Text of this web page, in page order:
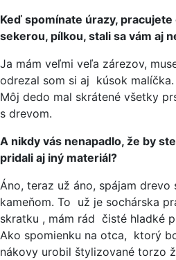
Keď spomínate úrazy,
sekerou, pílkou, stali sa vám aj
Ja mám veľmi veľa zárezov,
odrezal som si aj kúsok
Môj dedo mal skrátené všetky
s drevom.
A nikdy vás nenapadlo, že by
pridali aj iný materiál?
Áno, teraz už áno, spájam
kameňom. To už je sochárska
skratku , mám rád čisté hladké
Ako spomienku na otca, ktorý
nákovy urobil štylizované torzo